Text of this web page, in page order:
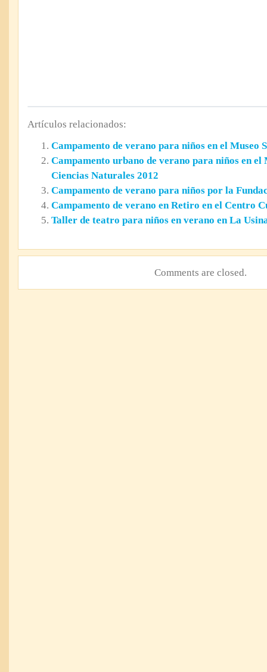
Artículos relacionados:
Campamento de verano para niños en el Museo
Campamento urbano de verano para niños en el
Ciencias Naturales 2012
Campamento de verano para niños por la
Campamento de verano en Retiro en el Centro
Taller de teatro para niños en verano en La
Comments are closed.